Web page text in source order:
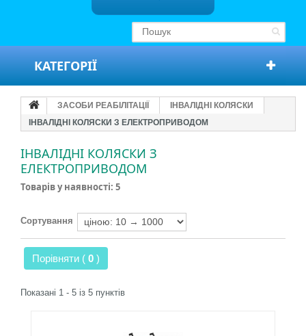
КАТЕГОРІЇ
ЗАСОБИ РЕАБІЛІТАЦІЇ
ІНВАЛІДНІ КОЛЯСКИ
ІНВАЛІДНІ КОЛЯСКИ З ЕЛЕКТРОПРИВОДОМ
ІНВАЛІДНІ КОЛЯСКИ З
ЕЛЕКТРОПРИВОДОМ
Товарів у наявності: 5
Сортування
Порівняти ( 0 )
Показані 1 - 5 із 5 пунктів